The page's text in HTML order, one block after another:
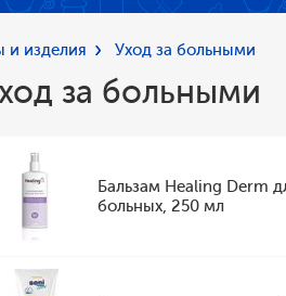
изделия Уход за больными
за больными
Бальзам Healing Derm
больных, 250 мл